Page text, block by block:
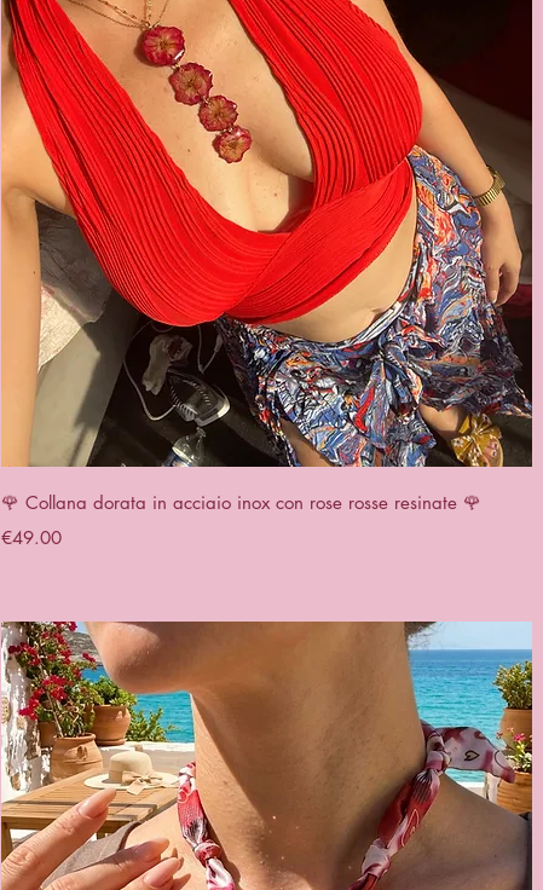
Quick View
🌹 Collana dorata in acciaio inox con rose rosse resinate 🌹
Price
€49.00